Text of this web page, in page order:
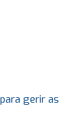
gerir as